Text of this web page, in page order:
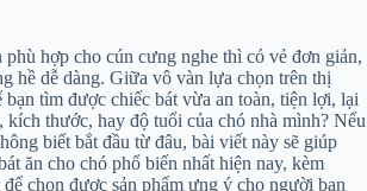
phù hợp cho cún cưng nghe thì có vẻ đơn giản,
hề dễ dàng. Giữa vô vàn lựa chọn trên thị
bạn tìm được chiếc bát vừa an toàn, tiện lợi, lại
thước, hay độ tuổi của chó nhà mình? Nếu
biết bắt đầu từ đâu, bài viết này sẽ giúp
ăn cho chó phổ biến nhất hiện nay, kèm
chọn được sản phẩm ưng ý cho người bạn